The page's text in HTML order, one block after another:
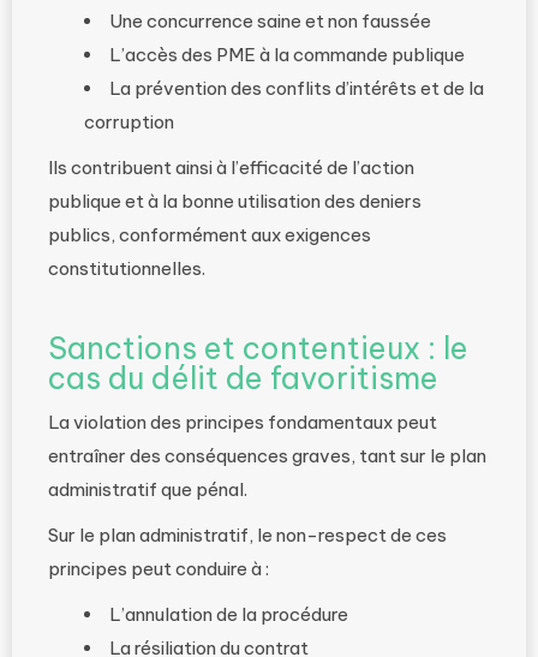
Une concurrence saine et non faussée
L’accès des PME à la commande publique
La prévention des conflits d’intérêts et de la
corruption
Ils contribuent ainsi à l’efficacité de l’action
publique et à la bonne utilisation des deniers
publics, conformément aux exigences
constitutionnelles.
Sanctions et contentieux : le
cas du délit de favoritisme
La violation des principes fondamentaux peut
entraîner des conséquences graves, tant sur le plan
administratif que pénal.
Sur le plan administratif, le non-respect de ces
principes peut conduire à :
L’annulation de la procédure
La résiliation du contrat